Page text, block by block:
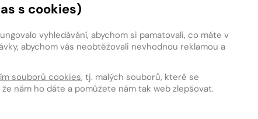
s cookies)
vyhledávání, abychom si pamatovali, co máte v
abychom vás neobtěžovali nevhodnou reklamou a
souborů cookies, tj. malých souborů, které se
nám ho dáte a pomůžete nám tak web zlepšovat.